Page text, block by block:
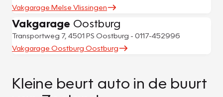
Vakgarage Melse Vlissingen
Vakgarage Oostburg
Transportweg 7, 4501 PS Oostburg - 0117-452996
Vakgarage Oostburg Oostburg
Kleine beurt auto in de buurt